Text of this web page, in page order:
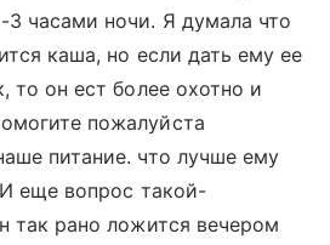
часами ночи. Я думала что
каша, но если дать ему ее
то он ест более охотно и
пожалуйста
питание. что лучше ему
еще вопрос такой-
так рано ложится вечером